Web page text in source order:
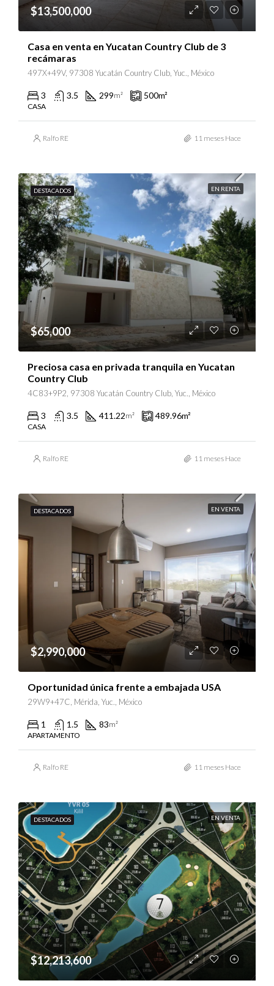
$13,500,000
Casa en venta en Yucatan Country Club de 3
recámaras
497X+49V, 97308 Yucatán Country Club, Yuc., México
3 3.5 299m² 500m²
CASA
Ralfo RE 11 meses Hace
DESTACADOS EN RENTA
$65,000
Preciosa casa en privada tranquila en Yucatan
Country Club
4C83+9P2, 97308 Yucatán Country Club, Yuc., México
3 3.5 411.22m² 489.96m²
CASA
Ralfo RE 11 meses Hace
DESTACADOS EN VENTA
$2,990,000
Oportunidad única frente a embajada USA
29W9+47C, Mérida, Yuc., México
1 1.5 83m²
APARTAMENTO
Ralfo RE 11 meses Hace
DESTACADOS EN VENTA
$12,213,600